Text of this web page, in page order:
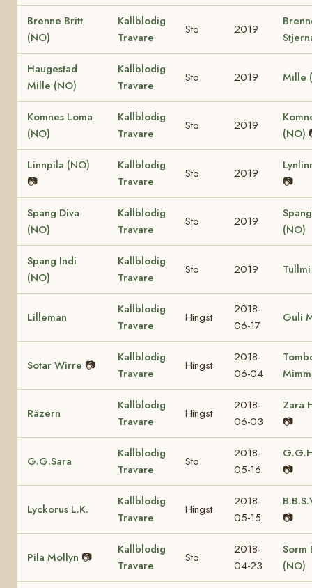
Brenne Britt
(NO)
Kallblodig
Travare
Sto 2019
Haugestad
Mille (NO)
Kallblodig
Travare
Sto 2019 Mille
Komnes Loma
(NO)
Kallblodig
Travare
Sto 2019
(NO)
Linnpila (NO)
📷
Kallblodig
Travare
Sto 2019
📷
Spang Diva
(NO)
Kallblodig
Travare
Sto 2019
(NO)
Spang Indi
(NO)
Kallblodig
Travare
Sto 2019
Lilleman
Kallblodig
Travare
Hingst
2018-
06-17
Guli
Sotar Wirre 📷
Kallblodig
Travare
Hingst
2018-
06-04
Räzern
Kallblodig
Travare
Hingst
2018-
06-03
Zara
📷
G.G.Sara
Kallblodig
Travare
Sto
2018-
05-16
📷
Lyckorus L.K.
Kallblodig
Travare
Hingst
2018-
05-15
📷
Pila Mollyn 📷
Kallblodig
Travare
Sto
2018-
04-23
Sorm
(NO)